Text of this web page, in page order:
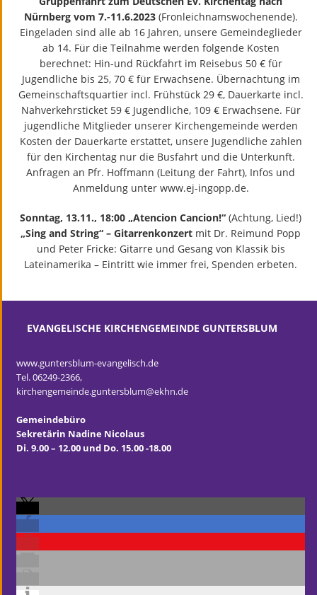
Nürnberg vom 7.-11.6.2023(Fronleichnamswochenende).
Eingeladen sind alle ab 16 Jahren, unsere Gemeindeglieder
ab 14. Für die Teilnahme werden folgende Kosten
berechnet: Hin-und Rückfahrt im Reisebus 50 € für
Jugendliche bis 25, 70 € für Erwachsene. Übernachtung im
Gemeinschaftsquartier incl. Frühstück 29 €, Dauerkarte incl.
Nahverkehrsticket 59 € Jugendliche, 109 € Erwachsene. Für
jugendliche Mitglieder unserer Kirchengemeinde werden
Kosten der Dauerkarte erstattet, unsere Jugendliche zahlen
für den Kirchentag nur die Busfahrt und die Unterkunft.
Anfragen an Pfr. Hoffmann (Leitung der Fahrt), Infos und
Anmeldung unter www.ej-ingopp.de.
Sonntag, 13.11., 18:00 „Atencion Cancion!“ (Achtung, Lied!)
„Sing and String“ – Gitarrenkonzert mit Dr. Reimund Popp
und Peter Fricke: Gitarre und Gesang von Klassik bis
Lateinamerika – Eintritt wie immer frei, Spenden erbeten.
EVANGELISCHE KIRCHENGEMEINDE GUNTERSBLUM
www.guntersblum-evangelisch.de
Tel. 06249-2366,
kirchengemeinde.guntersblum@ekhn.de
Gemeindebüro
Sekretärin Nadine Nicolaus
Di. 9.00 – 12.00 und Do. 15.00 -18.00